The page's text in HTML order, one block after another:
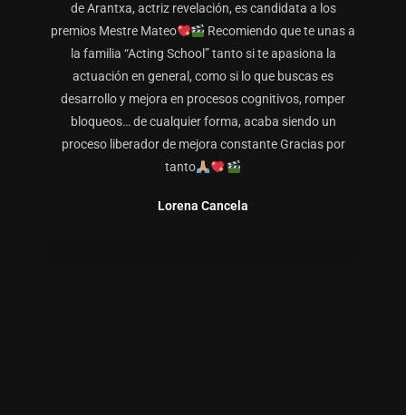
de Arantxa, actriz revelación, es candidata a los
premios Mestre Mateo
Recomiendo que te unas a
la familia “Acting School” tanto si te apasiona la
actuación en general, como si lo que buscas es
desarrollo y mejora en procesos cognitivos, romper
bloqueos… de cualquier forma, acaba siendo un
proceso liberador de mejora constante Gracias por
tanto
Lorena Cancela